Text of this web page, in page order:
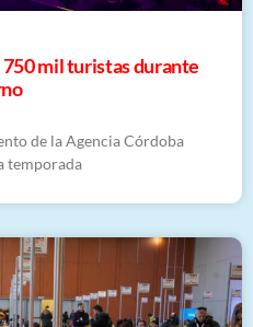
mil turistas durante
de la Agencia Córdoba
temporada